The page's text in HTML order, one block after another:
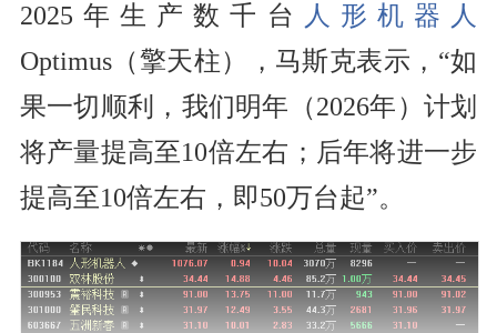
2025年生产数千台 人形机器人
Optimus（擎天柱），马斯克表示，“如
果一切顺利，我们明年（2026年）计划
将产量提高至10倍左右；后年将进一步
提高至10倍左右，即50万台起”。